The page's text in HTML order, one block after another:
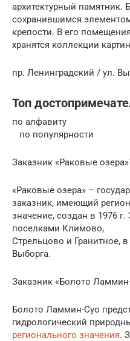
архитектурный памятник.
сохранившимся
крепости. В его
хранятся коллекции
пр. Ленинградский / ул.
Топ
по алфавиту
по популярности
Заказник «Раковые
«Раковые озера» –
заказник, имеющий
значение, создан в 1976
поселками Климово,
Стрельцово и Гранитное,
Выборга.
Заказник «Болото
Болото Ламмин-Суо
гидрологический
регионального значения.